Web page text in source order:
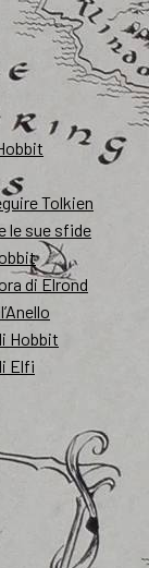
Tolkien
le sue sfide
di Elrond
Hobbit
Elfi